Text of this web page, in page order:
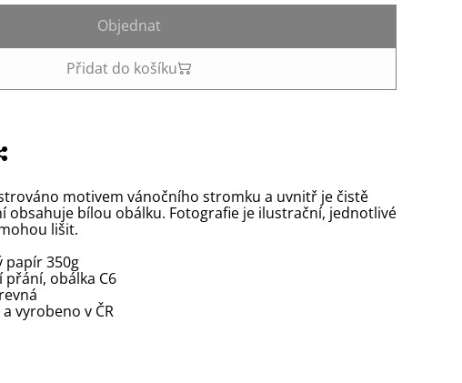
Objednat
Přidat do košíku
motivem vánočního stromku a uvnitř je čistě
obsahuje bílou obálku. Fotografie je ilustrační, jednotlivé
lišit.
papír 350g
přání, obálka C6
vyrobeno v ČR